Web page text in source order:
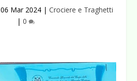
06 Mar 2024 | Crociere e Traghetti
| 0